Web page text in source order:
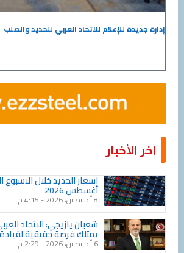
إدارة جديدة للإعلام للاتحاد العربي للحديد والصلب
اخر الأخبار
اسعار الحديد خلال
أغسطس 2026
8 أغسطس، 2026
شعبان يازيجي: الاتحاد
يمتلك فرصة حقيقية
6 أغسطس، 2026 2:29 م
PagePagePagePagePagePagePagePage